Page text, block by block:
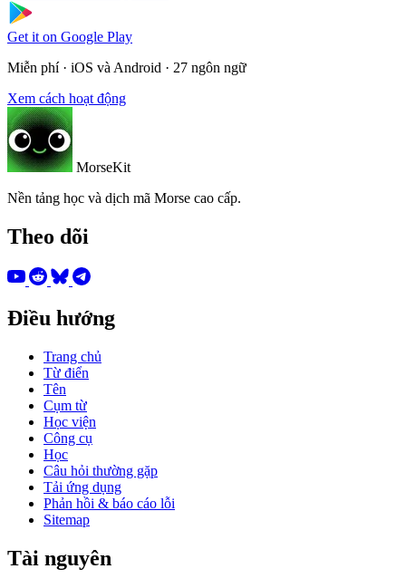
Get it on Google Play
Miễn phí · iOS và Android · 27 ngôn ngữ
Xem cách hoạt động
MorseKit
Nền tảng học và dịch mã Morse cao cấp.
Theo dõi
Điều hướng
Trang chủ
Từ điển
Tên
Cụm từ
Học viện
Công cụ
Học
Câu hỏi thường gặp
Tải ứng dụng
Phản hồi & báo cáo lỗi
Sitemap
Tài nguyên